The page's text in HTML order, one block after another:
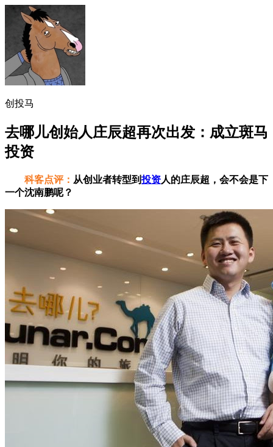
创投马
去哪儿创始人庄辰超再次出发：成立斑马
投资
科客点评： 从创业者转型到投资人的庄辰超，会不会是下
一个沈南鹏呢？